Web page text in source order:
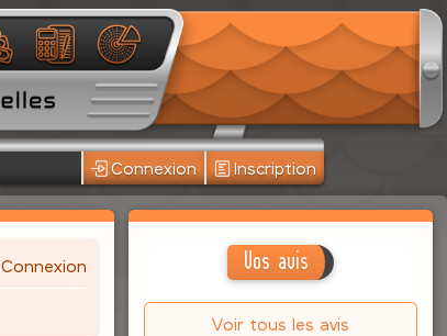
Connexion Inscription
Connexion Vos avis
Voir tous les avis